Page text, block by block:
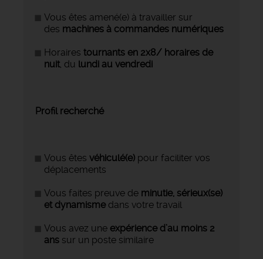
Vous êtes amené(e) à travailler sur
des machines à commandes numériques
Horaires tournants en 2x8/ horaires de
nuit, du lundi au vendredi
Profil recherché
Vous êtes véhiculé(e) pour faciliter vos
déplacements
Vous faites preuve de minutie, sérieux(se)
et dynamismedans votre travail
Vous avez une expérience d’au moins 2
ans sur un poste similaire